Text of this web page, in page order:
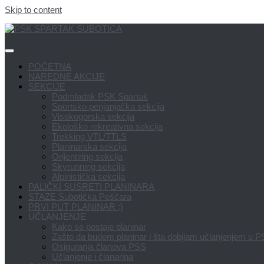
Skip to content
POČETNA
NAREDNE AKCIJE
SEKCIJE
Podmladak PSK Spartak
Sportsko penjanjačka sekcija
Visokogorska sekcija
Ekološko rekreativna sekcija
Trekking VTL/TTLS
Planinarska sekcija
Orijentiring sekcija
Skyrunning sekcija
Alpinistička sekcija
PALIČKI SUSRETI PLANINARA
STAZE Subotička Peščara
PRVI PUT PLANINAR ;)
UČLANJENJE
Kako se postaje planinar
Zašto da budem planinar i šta dobijam učlanjenjem u
Osiguranja članova PSS
Učlanjenje i članarina